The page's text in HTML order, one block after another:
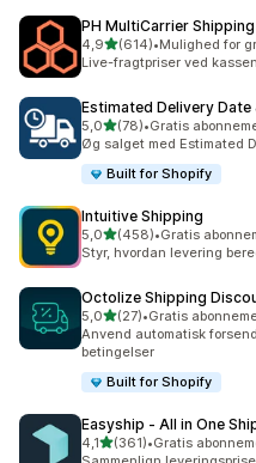
PH MultiCarrier
4,9ud af 5 stjerner
(614)
614 anmeldelser i alt
•Mulighed for
Live-fragtpriser ved
Estimated Delivery Date
5,0ud af 5 stjerner
(78)
78 anmeldelser i alt
•Gratis
Øg salget med Estimated
Built for Shopify
Intuitive Shipping
5,0ud af 5 stjerner
(458)
458 anmeldelser i alt
•Gratis
Styr, hvordan levering
Octolize Shipping
5,0ud af 5 stjerner
(27)
27 anmeldelser i alt
•Gratis
Anvend automatisk
betingelser
Built for Shopify
Easyship ‑ All in One
4,1ud af 5 stjerner
(361)
361 anmeldelser i alt
•Gratis